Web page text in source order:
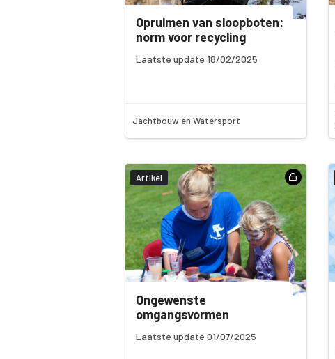
Opruimen van sloopboten:
norm voor recycling
Laatste update 18/02/2025
Jachtbouw en Watersport
Artikel
Ongewenste
omgangsvormen
Laatste update 01/07/2025